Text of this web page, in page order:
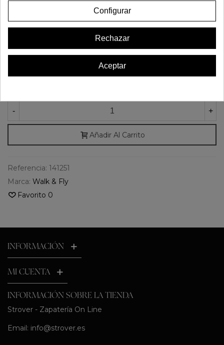
- +
Añadir Al Carrito
Referencia: 141251
Marca: Walk & Fly
Favorito 0
INFORMACIÓN
MI CUENTA
INFORMACIÓN SOBRE LA TIENDA
Strover - Zapatería On Line
Email: info@strover.es
Configurar
Rechazar
Aceptar